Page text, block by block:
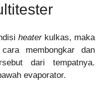
heaterkulkas, maka
membongkar dan
dari tempatnya.
evaporator.